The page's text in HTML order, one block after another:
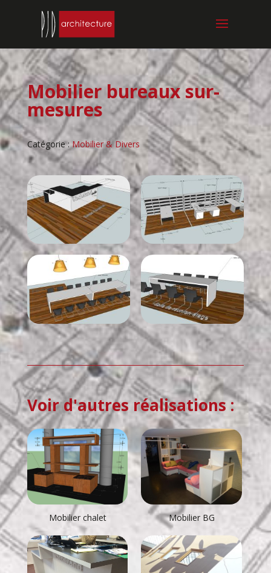
Mobilier bureaux sur-
mesures
Catégorie :Mobilier & Divers
Voir d'autres réalisations :
Mobilier chalet Mobilier BG